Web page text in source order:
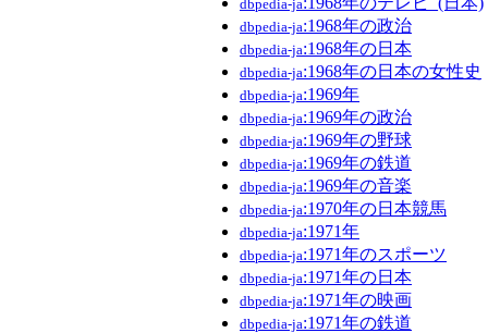
dbpedia-ja
dbpedia-ja:1968年の政治
dbpedia-ja:1968年の日本
dbpedia-ja:1968年の日本の女性史
dbpedia-ja:1969年
dbpedia-ja:1969年の政治
dbpedia-ja:1969年の野球
dbpedia-ja:1969年の鉄道
dbpedia-ja:1969年の音楽
dbpedia-ja:1970年の日本競馬
dbpedia-ja:1971年
dbpedia-ja:1971年のスポーツ
dbpedia-ja:1971年の日本
dbpedia-ja:1971年の映画
dbpedia-ja:1971年の鉄道